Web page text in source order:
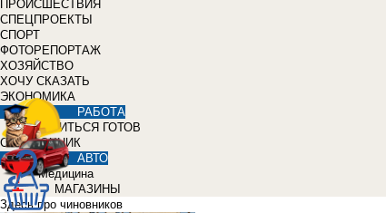
ПРОИСШЕСТВИЯ
СПЕЦПРОЕКТЫ
СПОРТ
ФОТОРЕПОРТАЖ
ХОЗЯЙСТВО
ХОЧУ СКАЗАТЬ
ЭКОНОМИКА
РАБОТА
УЧИТЬСЯ ГОТОВ
СПРАВОЧНИК
АВТО
Медицина
МАГАЗИНЫ
Здесь про чиновников